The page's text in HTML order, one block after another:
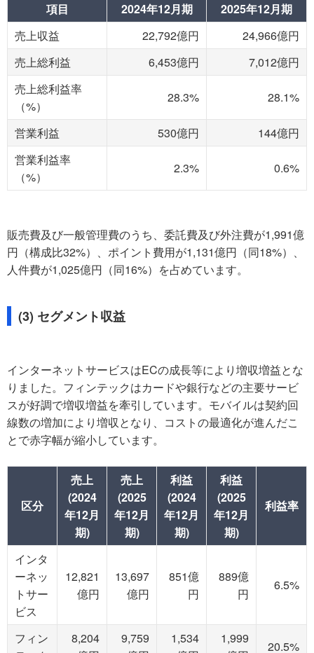
項目 2024年12月期
2025年12月期
売上収益
22,792億円
24,966億円
売上総利益
6,453億円
7,012億円
売上総利益率
（%）
28.3% 28.1%
営業利益 530億円
144億円
営業利益率
（%）
2.3% 0.6%
販売費及び一般管理費のうち、委託費及び外注費が1,991億
円（構成比32%）、ポイント費用が1,131億円（同18%）、
人件費が1,025億円（同16%）を占めています。
(3) セグメント収益
インターネットサービスはECの成長等により増収増益とな
りました。フィンテックはカードや銀行などの主要サービ
スが好調で増収増益を牽引しています。モバイルは契約回
線数の増加により増収となり、コストの最適化が進んだこ
とで赤字幅が縮小しています。
区分
売上
(2024
年12月
期)
売上
(2025
年12月
期)
利益
(2024
年12月
期)
利益
(2025
年12月
期)
利益率
インタ
ーネッ
トサー
ビス
12,821
億円
13,697
億円
851億
円
889億
円
6.5%
フィン
8,204
9,759
1,534
1,999
20.5%